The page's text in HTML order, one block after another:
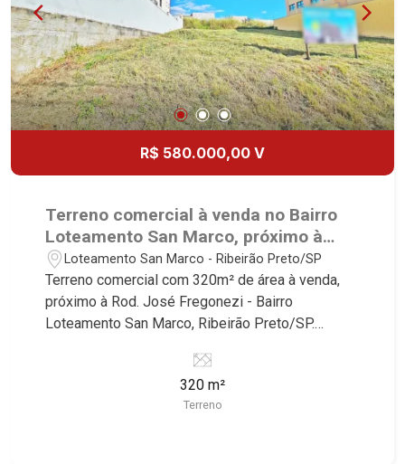
R$ 580.000,00 V
Terreno comercial à venda no Bairro
Loteamento San Marco, próximo à
Rod. José Fregonezi - Ribeirão
Preto/SP.
Loteamento San Marco - Ribeirão Preto/SP
Terreno comercial com 320m² de área à venda,
próximo à Rod. José Fregonezi - Bairro
Loteamento San Marco, Ribeirão Preto/SP.
Martinelli Imobiliária selecionou para você: -
320m² de área terreno - Plano Martinelli
Imobiliária - excelência absoluta no mercado
320 m²
Terreno